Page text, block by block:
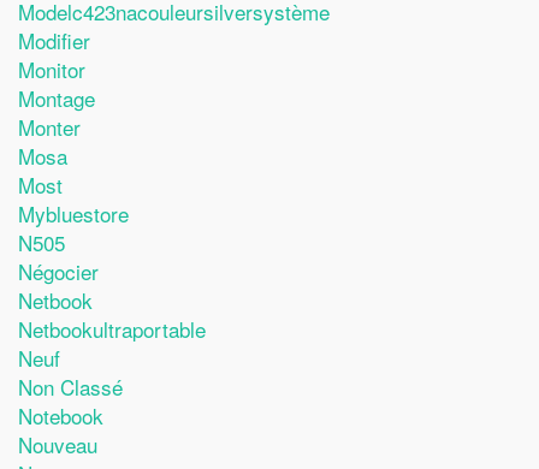
Modelc423nacouleursilversystème
Modifier
Monitor
Montage
Monter
Mosa
Most
Mybluestore
N505
Négocier
Netbook
Netbookultraportable
Neuf
Non Classé
Notebook
Nouveau